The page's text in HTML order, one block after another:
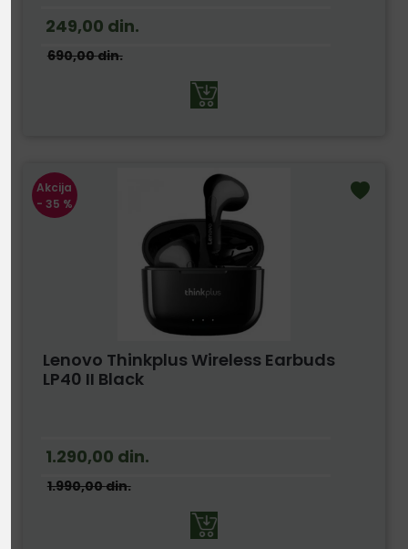
249,00 din.
690,00din.
Akcija
- 35 %
Lenovo Thinkplus Wireless Earbuds
LP40 II Black
1.290,00 din.
1.990,00din.